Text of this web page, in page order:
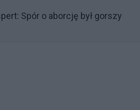
Spór o aborcję był gorszy